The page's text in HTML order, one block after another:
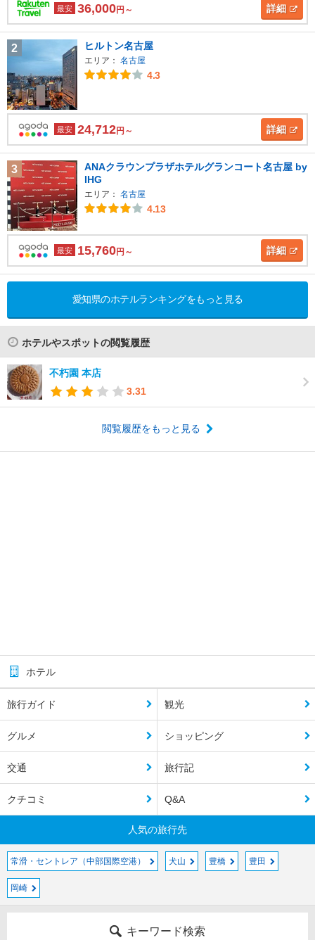
最安 36,000円～ 詳細
2 ヒルトン名古屋
エリア： 名古屋
4.3
最安 24,712円～ 詳細
3
ANAクラウンプラザホテルグランコート名古屋 by
IHG
エリア： 名古屋
4.13
最安 15,760円～ 詳細
愛知県のホテルランキングをもっと見る
ホテルやスポットの閲覧履歴
不朽園 本店
3.31
閲覧履歴をもっと見る
ホテル
旅行ガイド 観光
グルメ ショッピング
交通 旅行記
クチコミ Q&A
人気の旅行先
常滑・セントレア（中部国際空港） 犬山 豊橋 豊田
岡崎
キーワード検索